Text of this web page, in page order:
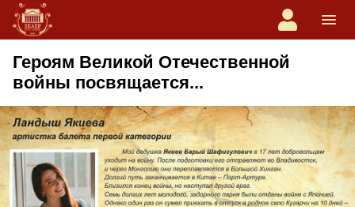
Героям Великой Отечественной
войны посвящается...